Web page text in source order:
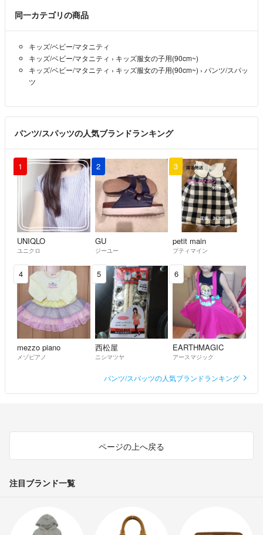
同一カテゴリの商品
キッズ/ベビー/マタニティ
キッズ/ベビー/マタニティ › キッズ服女の子用(90cm~)
キッズ/ベビー/マタニティ › キッズ服女の子用(90cm~) › パンツ/スパッ
ツ
パンツ/スパッツの人気ブランドランキング
1
UNIQLO
ユニクロ
2
GU
ジーユー
3
petit main
プティマイン
4
mezzo piano
メゾピアノ
5
西松屋
ニシマツヤ
6
EARTHMAGIC
アースマジック
パンツ/スパッツの人気ブランドランキング
ページの上へ戻る
注目ブランド一覧